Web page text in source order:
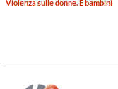
Violenza sulle donne. E bambini